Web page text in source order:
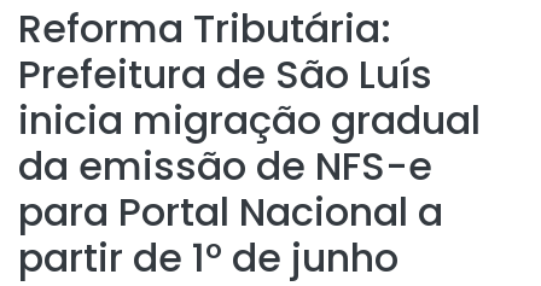
Reforma Tributária:
Prefeitura de São Luís
inicia migração gradual
da emissão de NFS-e
para Portal Nacional a
partir de 1º de junho